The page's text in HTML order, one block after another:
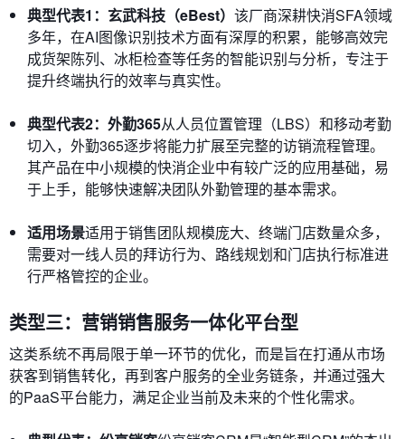
典型代表1：玄武科技（eBest） 该厂商深耕快消SFA领域
多年，在AI图像识别技术方面有深厚的积累，能够高效完
成货架陈列、冰柜检查等任务的智能识别与分析，专注于
提升终端执行的效率与真实性。
典型代表2：外勤365从人员位置管理（LBS）和移动考勤
切入，外勤365逐步将能力扩展至完整的访销流程管理。
其产品在中小规模的快消企业中有较广泛的应用基础，易
于上手，能够快速解决团队外勤管理的基本需求。
适用场景适用于销售团队规模庞大、终端门店数量众多，
需要对一线人员的拜访行为、路线规划和门店执行标准进
行严格管控的企业。
类型三：营销销售服务一体化平台型
这类系统不再局限于单一环节的优化，而是旨在打通从市场
获客到销售转化，再到客户服务的全业务链条，并通过强大
的PaaS平台能力，满足企业当前及未来的个性化需求。